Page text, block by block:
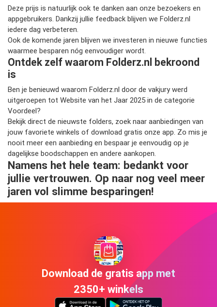
Deze prijs is natuurlijk ook te danken aan onze bezoekers en
appgebruikers. Dankzij jullie feedback blijven we Folderz.nl
iedere dag verbeteren.
Ook de komende jaren blijven we investeren in nieuwe functies
waarmee besparen nóg eenvoudiger wordt.
Ontdek zelf waarom Folderz.nl bekroond
is
Ben je benieuwd waarom Folderz.nl door de vakjury werd
uitgeroepen tot Website van het Jaar 2025 in de categorie
Voordeel?
Bekijk direct de nieuwste folders, zoek naar aanbiedingen van
jouw favoriete winkels of download gratis onze app. Zo mis je
nooit meer een aanbieding en bespaar je eenvoudig op je
dagelijkse boodschappen en andere aankopen.
Namens het hele team: bedankt voor
jullie vertrouwen. Op naar nog veel meer
jaren vol slimme besparingen!
Download de gratis app met
2350+ winkels